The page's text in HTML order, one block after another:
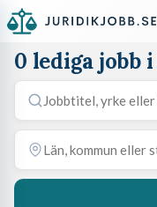
0 lediga jobb